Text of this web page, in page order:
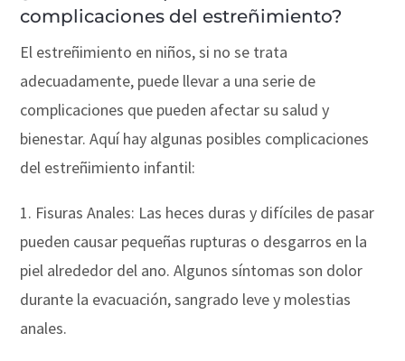
complicaciones del estreñimiento?
El estreñimiento en niños, si no se trata
adecuadamente, puede llevar a una serie de
complicaciones que pueden afectar su salud y
bienestar. Aquí hay algunas posibles complicaciones
del estreñimiento infantil:
1. Fisuras Anales: Las heces duras y difíciles de pasar
pueden causar pequeñas rupturas o desgarros en la
piel alrededor del ano. Algunos síntomas son dolor
durante la evacuación, sangrado leve y molestias
anales.